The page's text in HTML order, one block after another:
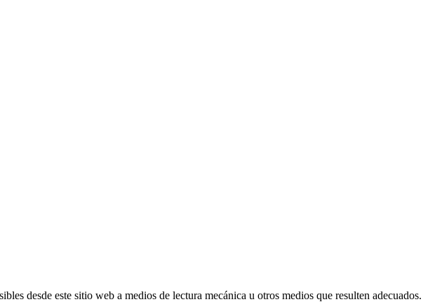
desde este sitio web a medios de lectura mecánica u otros medios que resulten adecuados.